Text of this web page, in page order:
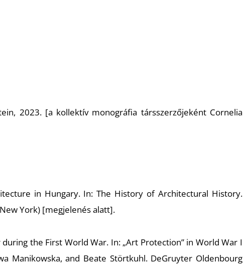
2023. [a kollektív monográfia társszerzőjeként Cornelia
in Hungary. In: The History of Architectural History.
York) [megjelenés alatt].
the First World War. In: „Art Protection” in World War I
Manikowska, and Beate Störtkuhl. DeGruyter Oldenbourg